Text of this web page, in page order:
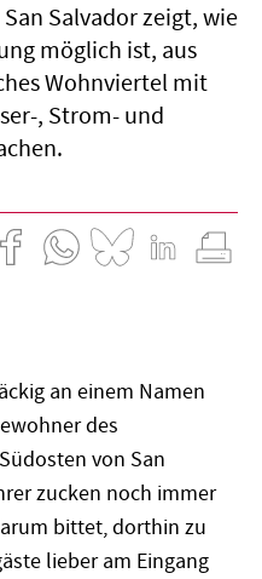
Salvador zeigt, wie
möglich ist, aus
Wohnviertel mit
, Strom- und
an einem Namen
des
von San
zucken noch immer
bittet, dorthin zu
lieber am Eingang